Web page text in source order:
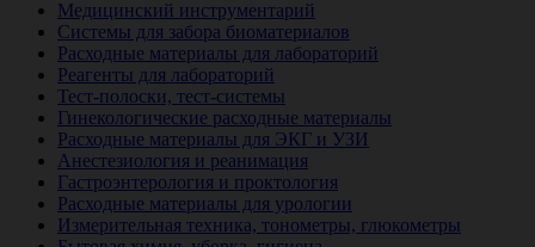
Медицинский инструментарий
Системы для забора биоматериалов
Расходные материалы для лабораторий
Реагенты для лабораторий
Тест-полоски, тест-системы
Гинекологические расходные материалы
Расходные материалы для ЭКГ и УЗИ
Анестезиология и реанимация
Гастроэнтерология и проктология
Расходные материалы для урологии
Измерительная техника, тонометры, глюкометры